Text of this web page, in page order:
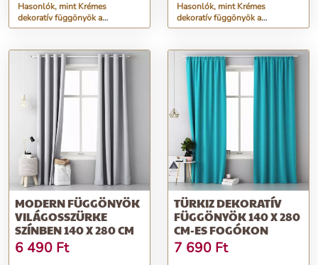
Hasonlók, mint Krémes
dekoratív függönyök a
hálószobához Hossz: 250 cm
Hasonlók, mint Krémes
dekoratív függönyök a
hálószobához Hossz: 270 cm
MODERN FÜGGÖNYÖK
VILÁGOSSZÜRKE
SZÍNBEN 140 X 280 CM
6 490 Ft
TÜRKIZ DEKORATÍV
FÜGGÖNYÖK 140 X 280
CM-ES FOGÓKON
7 690 Ft